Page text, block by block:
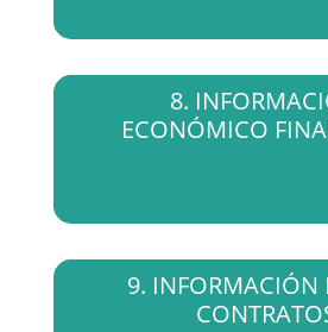
8.
ECONÓMICO
9. INFORMACIÓN